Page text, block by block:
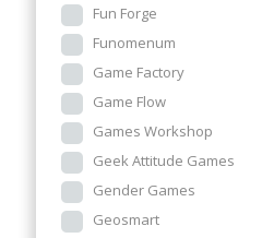
Fun Forge
Funomenum
Game Factory
Game Flow
Games Workshop
Geek Attitude Games
Gender Games
Geosmart